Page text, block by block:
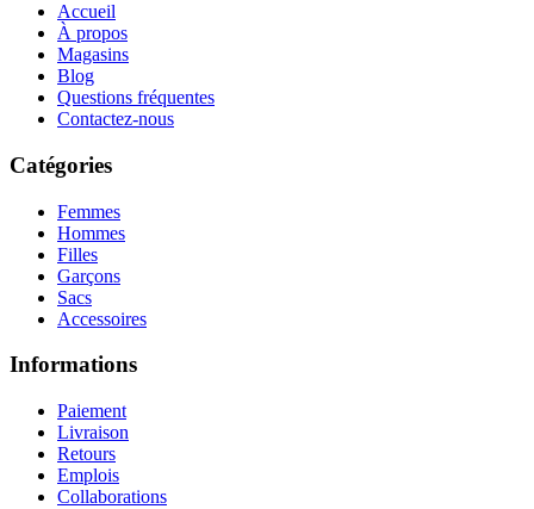
Accueil
À propos
Magasins
Blog
Questions fréquentes
Contactez-nous
Catégories
Femmes
Hommes
Filles
Garçons
Sacs
Accessoires
Informations
Paiement
Livraison
Retours
Emplois
Collaborations